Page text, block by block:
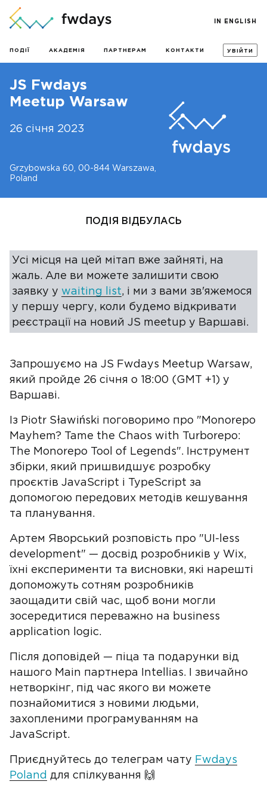
ПОДІЇ АКАДЕМІЯ ПАРТНЕРАМ КОНТАКТИ УВІЙТИ
IN ENGLISH
JS Fwdays
Meetup Warsaw
26 січня 2023
Grzybowska 60, 00-844 Warszawa,
Poland
ПОДІЯ ВІДБУЛАСЬ
Усі місця на цей мітап вже зайняті, на
жаль. Але ви можете залишити свою
заявку у waiting list, і ми з вами зв'яжемося
у першу чергу, коли будемо відкривати
реєстрації на новий JS meetup у Варшаві.
Запрошуємо на JS Fwdays Meetup Warsaw,
який пройде 26 січня о 18:00 (GMT +1) у
Варшаві.
Із Piotr Sławiński поговоримо про "Monorepo
Mayhem? Tame the Chaos with Turborepo:
The Monorepo Tool of Legends". Інструмент
збірки, який пришвидшує розробку
проєктів JavaScript і TypeScript за
допомогою передових методів кешування
та планування.
Артем Яворський розповість про "UI-less
development" — досвід розробників у Wix,
їхні експерименти та висновки, які нарешті
допоможуть сотням розробників
заощадити свій час, щоб вони могли
зосередитися переважно на business
application logic.
Після доповідей — піца та подарунки від
нашого Main партнера Intellias. І звичайно
нетворкінг, під час якого ви можете
познайомитися з новими людьми,
захопленими програмуванням на
JavaScript.
Приєднуйтесь до телеграм чату Fwdays
Poland для спілкування 🙌